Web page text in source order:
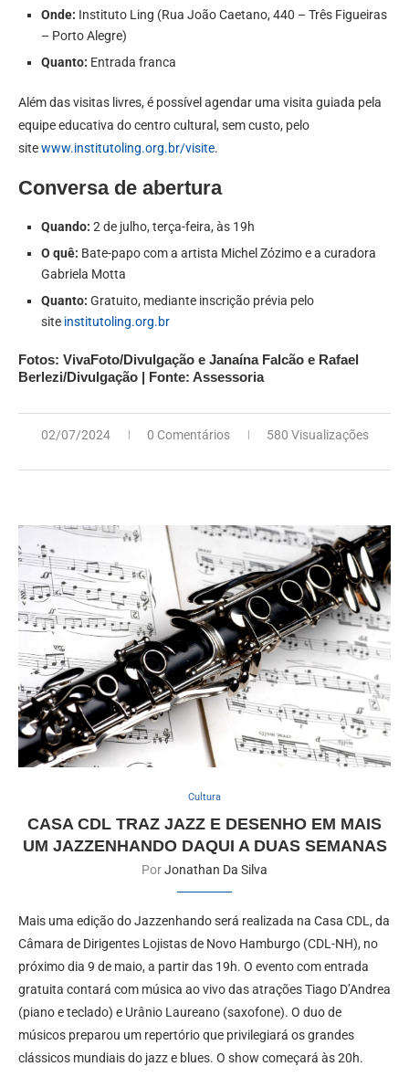
Onde: Instituto Ling (Rua João Caetano, 440 – Três Figueiras
– Porto Alegre)
Quanto: Entrada franca
Além das visitas livres, é possível agendar uma visita guiada pela
equipe educativa do centro cultural, sem custo, pelo
sitewww.institutoling.org.br/visite.
Conversa de abertura
Quando: 2 de julho, terça-feira, às 19h
O quê: Bate-papo com a artista Michel Zózimo e a curadora
Gabriela Motta
Quanto: Gratuito, mediante inscrição prévia pelo
site institutoling.org.br
Fotos: VivaFoto/Divulgação e Janaína Falcão e Rafael
Berlezi/Divulgação | Fonte: Assessoria
02/07/2024 0 Comentários 580 Visualizações
Cultura
CASA CDL TRAZ JAZZ E DESENHO EM MAIS
UM JAZZENHANDO DAQUI A DUAS SEMANAS
PorJonathan Da Silva
Mais uma edição do Jazzenhando será realizada na Casa CDL, da
Câmara de Dirigentes Lojistas de Novo Hamburgo (CDL-NH), no
próximo dia 9 de maio, a partir das 19h. O evento com entrada
gratuita contará com música ao vivo das atrações Tiago D’Andrea
(piano e teclado) e Urânio Laureano (saxofone). O duo de
músicos preparou um repertório que privilegiará os grandes
clássicos mundiais do jazz e blues. O show começará às 20h.